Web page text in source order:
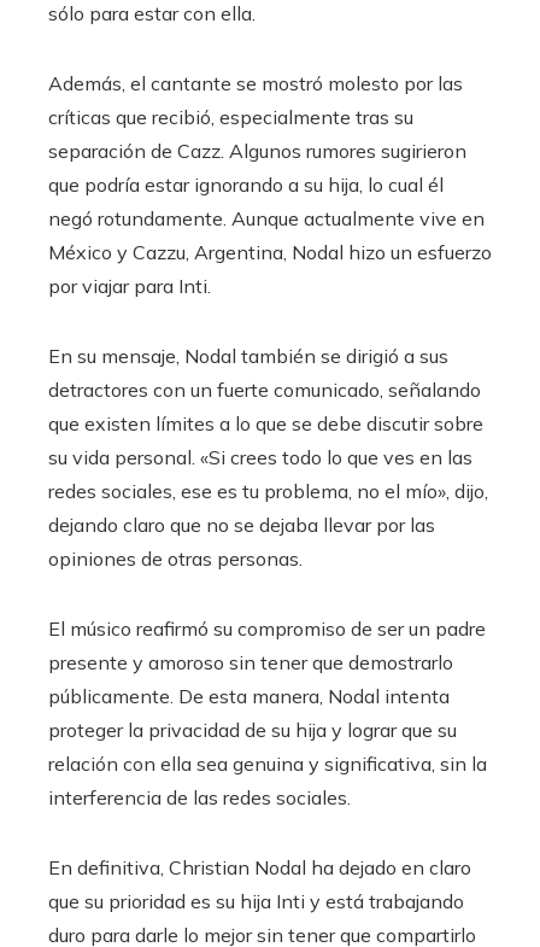
sólo para estar con ella.
Además, el cantante se mostró molesto por las
críticas que recibió, especialmente tras su
separación de Cazz. Algunos rumores sugirieron
que podría estar ignorando a su hija, lo cual él
negó rotundamente. Aunque actualmente vive en
México y Cazzu, Argentina, Nodal hizo un esfuerzo
por viajar para Inti.
En su mensaje, Nodal también se dirigió a sus
detractores con un fuerte comunicado, señalando
que existen límites a lo que se debe discutir sobre
su vida personal. «Si crees todo lo que ves en las
redes sociales, ese es tu problema, no el mío», dijo,
dejando claro que no se dejaba llevar por las
opiniones de otras personas.
El músico reafirmó su compromiso de ser un padre
presente y amoroso sin tener que demostrarlo
públicamente. De esta manera, Nodal intenta
proteger la privacidad de su hija y lograr que su
relación con ella sea genuina y significativa, sin la
interferencia de las redes sociales.
En definitiva, Christian Nodal ha dejado en claro
que su prioridad es su hija Inti y está trabajando
duro para darle lo mejor sin tener que compartirlo